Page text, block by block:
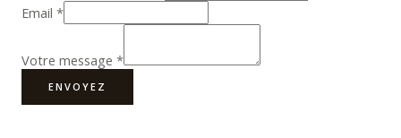
Email *
Votre message *
ENVOYEZ